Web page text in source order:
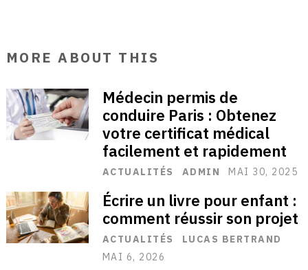
MORE ABOUT THIS
Médecin permis de
conduire Paris : Obtenez
votre certificat médical
facilement et rapidement
ACTUALITÉS ADMIN MAI 30, 2025
Écrire un livre pour enfant :
comment réussir son projet
ACTUALITÉS
LUCAS BERTRAND
MAI 6, 2026